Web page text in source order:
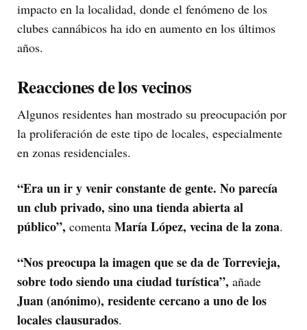
impacto en la localidad, donde el fenómeno de los
clubes cannábicos ha ido en aumento en los últimos
años.
Reacciones de los vecinos
Algunos residentes han mostrado su preocupación por
la proliferación de este tipo de locales, especialmente
en zonas residenciales.
“Era un ir y venir constante de gente. No parecía
un club privado, sino una tienda abierta al
público”, comenta María López, vecina de la zona.
“Nos preocupa la imagen que se da de Torrevieja,
sobre todo siendo una ciudad turística”, añade
Juan (anónimo), residente cercano a uno de los
locales clausurados.